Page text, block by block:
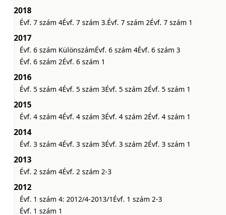
2018
Évf. 7 szám 4Évf. 7 szám 3.Évf. 7 szám 2Évf. 7 szám 1
2017
Évf. 6 szám KülönszámÉvf. 6 szám 4Évf. 6 szám 3
Évf. 6 szám 2Évf. 6 szám 1
2016
Évf. 5 szám 4Évf. 5 szám 3Évf. 5 szám 2Évf. 5 szám 1
2015
Évf. 4 szám 4Évf. 4 szám 3Évf. 4 szám 2Évf. 4 szám 1
2014
Évf. 3 szám 4Évf. 3 szám 3Évf. 3 szám 2Évf. 3 szám 1
2013
Évf. 2 szám 4Évf. 2 szám 2-3
2012
Évf. 1 szám 4: 2012/4-2013/1 Évf. 1 szám 2-3
Évf. 1 szám 1